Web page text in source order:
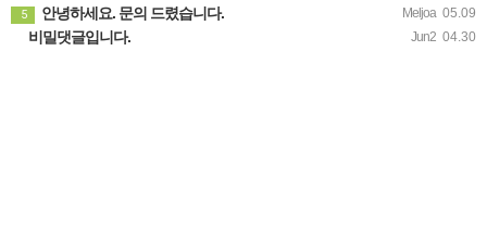
Meljoa 05.09
5 안녕하세요. 문의 드렸습니다.
Jun2 04.30
비밀댓글입니다.